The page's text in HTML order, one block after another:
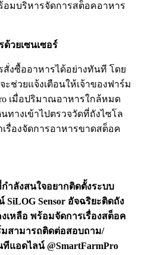
อมบริหารจัดการสต็อคอาหาร
วยเซนเซอร์
สั่งซื้ออาหารได้อย่างทันที โดย
ะช่วยแจ้งเตือนให้เจ้าของฟาร์ม
เมื่อปริมาณอาหารใกล้หมด
ทางเข้าไปตรวจวัดที่ถังไซโล
รื่องจัดการอาหารขาดสต็อค
ำลังสนใจอยากติดตั้งระบบ
Sensor อัจฉริยะติดถัง
เหลือ พร้อมจัดการเรื่องสต็อค
มสามารถติดต่อสอบถาม/
แอดไลน์ @SmartFarmPro